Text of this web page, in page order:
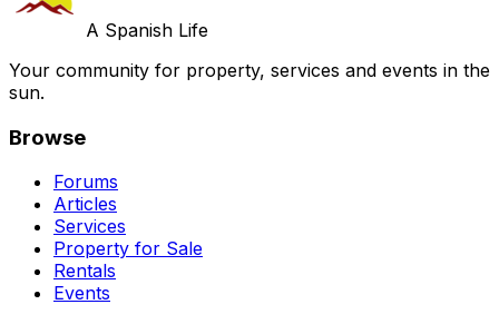
A Spanish Life
Your community for property, services and events in the
sun.
Browse
Forums
Articles
Services
Property for Sale
Rentals
Events